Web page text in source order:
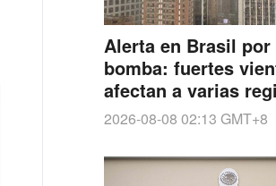
Alerta en Brasil
bomba: fuertes
afectan a varias
2026-08-08 02:13 GMT+8